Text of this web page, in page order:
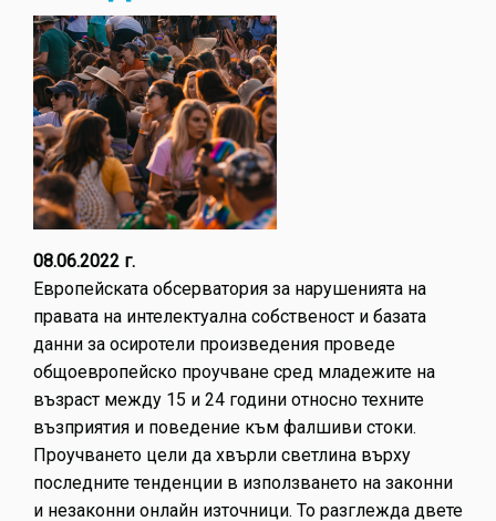
08.06.2022 г.
Европейската обсерватория за нарушенията на
правата на интелектуална собственост и базата
данни за осиротели произведения проведе
общоевропейско проучване сред младежите на
възраст между 15 и 24 години относно техните
възприятия и поведение към фалшиви стоки.
Проучването цели да хвърли светлина върху
последните тенденции в използването на законни
и незаконни онлайн източници. То разглежда двете